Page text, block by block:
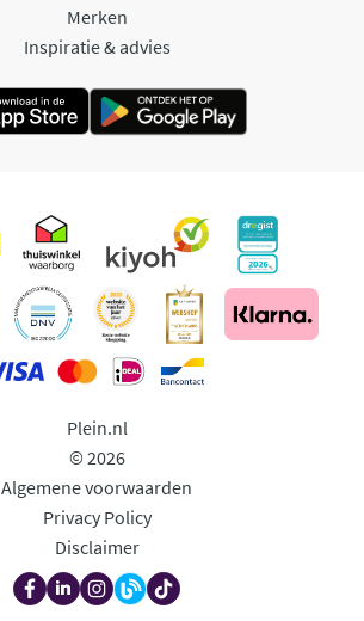
Merken
Inspiratie & advies
Plein.nl
© 2026
Algemene voorwaarden
Privacy Policy
Disclaimer